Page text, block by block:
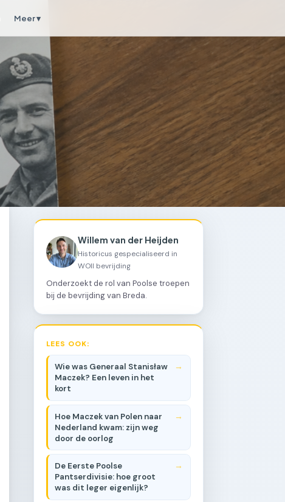
Meer ▾
Willem van der Heijden
Historicus gespecialiseerd in
WOII bevrijding
Onderzoekt de rol van Poolse troepen
bij de bevrijding van Breda.
LEES OOK:
Wie was Generaal Stanisław
Maczek? Een leven in het
kort
Hoe Maczek van Polen naar
Nederland kwam: zijn weg
door de oorlog
De Eerste Poolse
Pantserdivisie: hoe groot
was dit leger eigenlijk?